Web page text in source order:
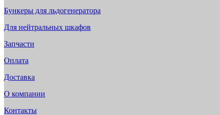
Бункеры для льдогенератора
Для нейтральных шкафов
Запчасти
Оплата
Доставка
О компании
Контакты